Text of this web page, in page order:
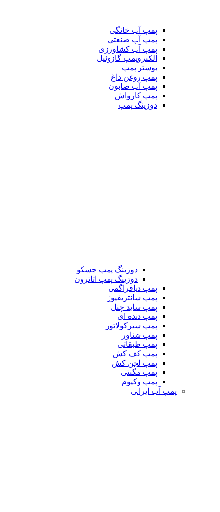
پمپ آب خانگی
پمپ آب صنعتی
پمپ آب کشاورزی
الکتروپمپ گازوئیل
بوستر پمپ
پمپ روغن داغ
پمپ آب صابون
پمپ کارواش
دوزینگ پمپ
دوزینگ پمپ جسکو
دوزینگ پمپ اتاترون
پمپ دیافراگمی
پمپ سانتریفیوژ
پمپ ساید چنل
پمپ دنده ای
پمپ سیرکولاتور
پمپ شناور
پمپ طبقاتی
پمپ کف کش
پمپ لجن کش
پمپ مگنتی
پمپ وکیوم
پمپ آب ایرانی